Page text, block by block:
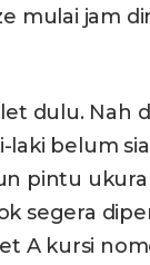
mulai jam
dulu. Nah
belum
pintu
segera
A kursi